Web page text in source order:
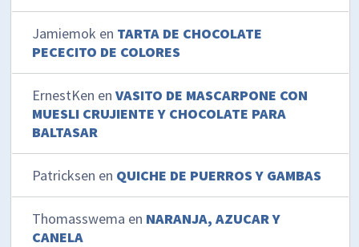
Jamiemok en TARTA DE CHOCOLATE
PECECITO DE COLORES
ErnestKen enVASITO DE MASCARPONE CON
MUESLI CRUJIENTE Y CHOCOLATE PARA
BALTASAR
Patricksen en QUICHE DE PUERROS Y GAMBAS
Thomasswema en NARANJA, AZUCAR Y
CANELA